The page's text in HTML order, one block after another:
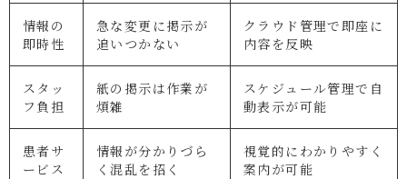
情報の
即時性
急な変更に掲示が
追いつかない
クラウド管理で即座に
内容を反映
スタッ
フ負担
紙の掲示は作業が
煩雑
スケジュール管理で自
動表示が可能
患者サ
ービス
情報が分かりづら
く混乱を招く
視覚的にわかりやすく
案内が可能